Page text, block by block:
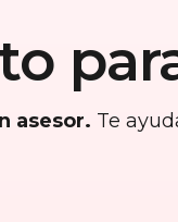
asesor. Te